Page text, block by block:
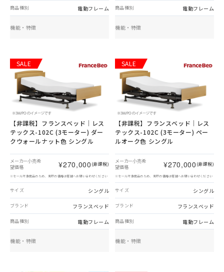
商品種別 電動フレーム
機能・特徴
商品種別 電動フレーム
機能・特徴
SALE
【非課税】 フランスベッド｜レス
テックス-102C (3モーター) ダー
クウォールナット色 シングル
メーカー小売希
望価格
¥270,000 (非課税)
※セール対象商品のため、実際の価格は店舗へお問い合わせください
サイズ シングル
ブランド フランスベッド
商品種別 電動フレーム
機能・特徴
SALE
【非課税】 フランスベッド｜レス
テックス-102C (3モーター) ペー
ルオーク色 シングル
メーカー小売希
望価格
¥270,000 (非課税)
※セール対象商品のため、実際の価格は店舗へお問い合わせください
サイズ シングル
ブランド フランスベッド
商品種別 電動フレーム
機能・特徴